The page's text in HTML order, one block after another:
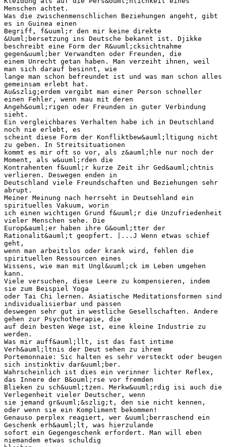
Menschen achtet.
Was die zwischenmenschlichen Beziehungen angeht, gibt
es in Guinea einen
Begriff, f&uuml;r den mir keine direkte
&Uuml;bersetzung ins Deutsche bekannt ist. Djikke
beschreibt eine Form der R&uuml;cksichtnahme
gegen&uuml;ber Verwandten oder Freunden, die
einem Unrecht getan haben. Man verzeiht ihnen, weil
man sich darauf besinnt, wie
lange man schon befreundet ist und was man schon alles
gemeinsam erlebt hat.
Au&szlig;erdem vergibt man einer Person schneller
einen Fehler, wenn mau mit deren
Angeh&ouml;rigen oder Freunden in guter Verbindung
sieht.
Ein vergleichbares Verhalten habe ich in Deutschland
noch nie erlebt, es
scheint diese Form der Konfliktbew&auml;ltigung nicht
zu geben. In Streitsituationen
kommt es mir oft so vor, als z&auml;hle nur noch der
Moment, als w&uuml;rden die
Kontrahenten f&uuml;r kurze Zeit ihr Ged&auml;chtnis
verlieren. Deswegen enden in
Deutschland viele Freundschaften und Beziehungen sehr
abrupt.
Meiner Meinung nach herrseht in Deutsehland ein
spirituelles Vakuum, worin
ich einen wichtigen Grund f&uuml;r die Unzufriedenheit
vieler Menschen sehe. Die
Europ&auml;er haben ihre G&ouml;tter der
Rationalit&auml;t geopfert. |...J Wenn etwas schief
geht,
wenn man arbeitslos oder krank wird, fehlen die
spirituellen Ressourcen eines
Wissens, wie man mit Ungl&uuml;ck im Leben umgehen
kann.
Viele versuchen, diese Leere zu kompensieren, indem
sie zum Beispiel Yoga
oder Tai Chi lernen. Asiatische Meditationsformen sind
individualisierbar und passen
deswegen sehr gut in westliche Gesellschaften. Andere
gehen zur Psychotherapie, die
auf dein besten Wege ist, eine kleine Industrie zu
werden.
Was mir auff&auml;llt, ist das fast intime
Verh&auml;ltnis der Deut sehen zu ihrem
Portemonnaie: Sic halten es sehr versteckt oder beugen
sich instinktiv dar&uuml;ber.
Wahrscheinlich ist dies ein verinner lichter Reflex,
das Innere der B&ouml;rse vor fremden
Blieken zu sch&uuml;tzen. Merkw&uuml;rdig isi auch die
Verlegenheit vieler Deutscher, wenn
sie jemand gr&uuml;&szlig;t, den sie nicht kennen,
oder wenn sie ein Kompliment bekommen!
Genauso perplex reagiert, wer &uuml;berraschend ein
Geschenk erh&auml;lt, was hierzulande
sofort ein Gegengeschenk erfordert. Man will eben
niemandem etwas schuldig